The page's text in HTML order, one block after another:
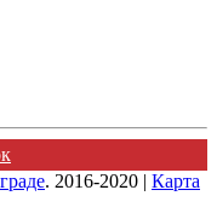
. 2016-2020 | Карта